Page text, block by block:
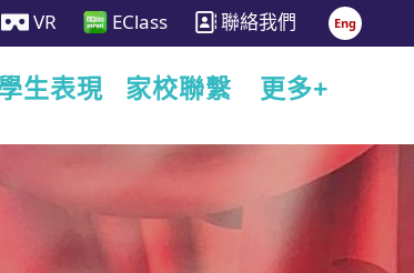
VR EClass 聯絡我們 Eng
生表現 家校聯繫 更多+